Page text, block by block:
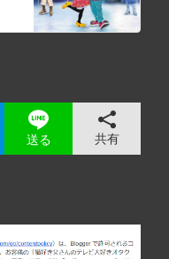
送る 共有